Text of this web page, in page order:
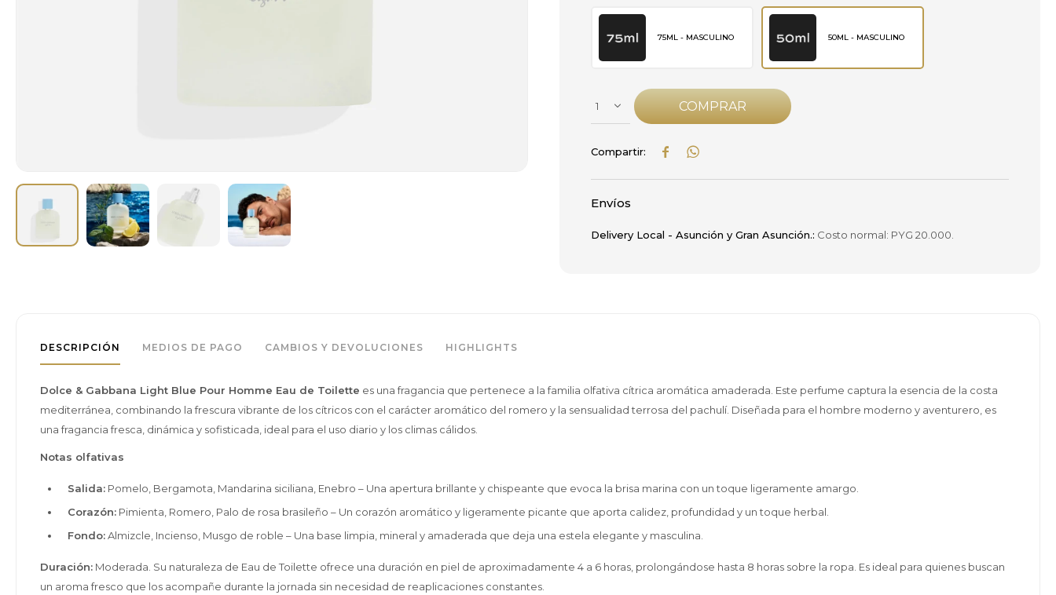
75ML - MASCULINO 50ML - MASCULINO
1 COMPRAR
 
Envíos
Delivery Local - Asunción y Gran Asunción.: Costo normal: PYG 20.000.
DESCRIPCIÓN MEDIOS DE PAGO CAMBIOS Y DEVOLUCIONES HIGHLIGHTS
Dolce & Gabbana Light Blue Pour Homme Eau de Toilette es una fragancia que pertenece a la familia olfativa cítrica aromática amaderada. Este perfume captura la esencia de la costa
mediterránea, combinando la frescura vibrante de los cítricos con el carácter aromático del romero y la sensualidad terrosa del pachulí. Diseñada para el hombre moderno y aventurero, es
una fragancia fresca, dinámica y sofisticada, ideal para el uso diario y los climas cálidos.
Notas olfativas
Salida: Pomelo, Bergamota, Mandarina siciliana, Enebro – Una apertura brillante y chispeante que evoca la brisa marina con un toque ligeramente amargo.
Corazón: Pimienta, Romero, Palo de rosa brasileño – Un corazón aromático y ligeramente picante que aporta calidez, profundidad y un toque herbal.
Fondo:Almizcle, Incienso, Musgo de roble – Una base limpia, mineral y amaderada que deja una estela elegante y masculina.
Duración: Moderada. Su naturaleza de Eau de Toilette ofrece una duración en piel de aproximadamente 4 a 6 horas, prolongándose hasta 8 horas sobre la ropa. Es ideal para quienes buscan
un aroma fresco que los acompañe durante la jornada sin necesidad de reaplicaciones constantes.